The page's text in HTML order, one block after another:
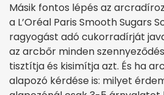
Másik fontos lépés az
a L’Oréal Paris Smooth Sugars
ragyogást adó cukorradírját
az arcbőr minden
tisztítja és kisimítja azt. És ha
alapozó kérdése is: milyet